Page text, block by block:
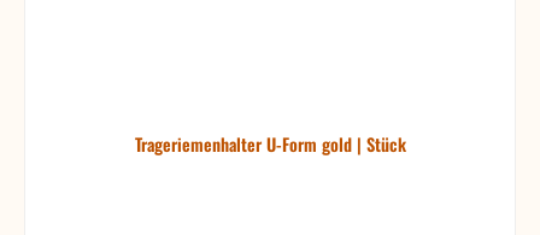
Trageriemenhalter U-Form gold | Stück